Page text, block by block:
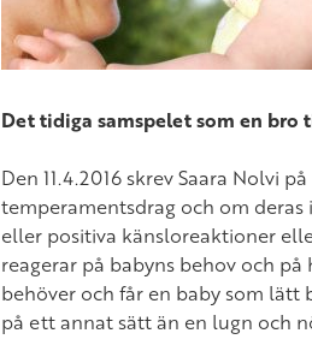
Det tidiga samspelet som en
Den 11.4.2016 skrev Saara Nolvi
temperamentsdrag och om
eller positiva känsloreaktioner
reagerar på babyns behov och
behöver och får en baby som
på ett annat sätt än en lugn och